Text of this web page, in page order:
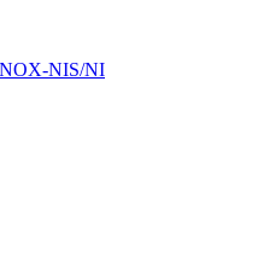
NIS/NI